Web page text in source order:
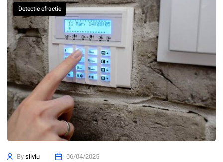
Detectie efractie
Bysilviu 06/04/2025